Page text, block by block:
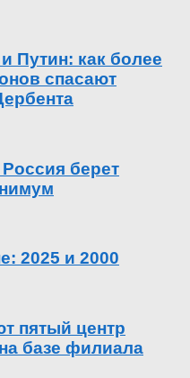
Путин: как более
спасают
берет
2025 и 2000
пятый центр
базе филиала